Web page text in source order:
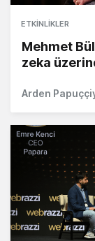
ETKINLIKLER
Mehmet
zeka
Arden